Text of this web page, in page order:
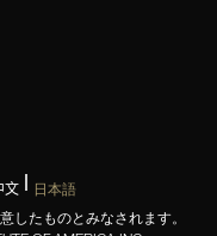
文
日本語
したものとみなされます。